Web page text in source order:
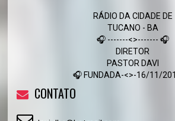
RÁDIO DA CIDADE DE
TUCANO - BA
🎧 -------<>------- 🎧
DIRETOR
PASTOR DAVI
🎧 FUNDADA-<>-16/11/
CONTATO